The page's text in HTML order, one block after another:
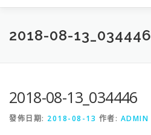
首頁 紡織系列 印刷系列
2018-08-13_034446
2018-08-13_034446
發佈日期: 2018-08-13 作者: ADMIN